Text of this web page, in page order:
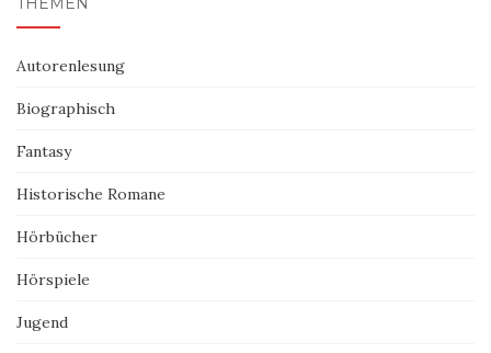
Autorenlesung
Biographisch
Fantasy
Historische Romane
Hörbücher
Hörspiele
Jugend